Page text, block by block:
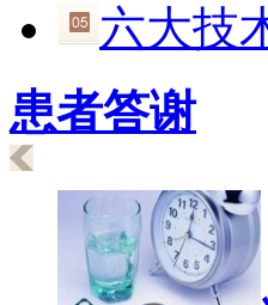
六大技
患者答谢